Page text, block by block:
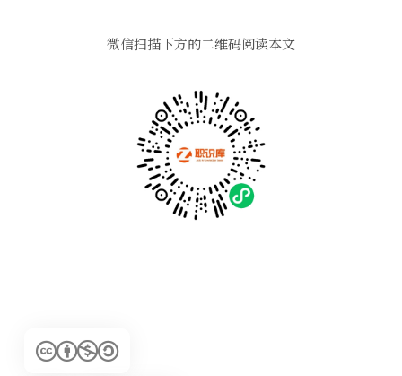
微信扫描下方的二维码阅读本文